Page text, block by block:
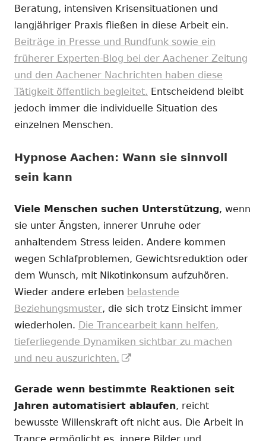
Beratung, intensiven Krisensituationen und
langjähriger Praxis fließen in diese Arbeit ein.
Beiträge in Presse und Rundfunk sowie ein
früherer Experten-Blog bei der Aachener Zeitung
und den Aachener Nachrichten haben diese
Tätigkeit öffentlich begleitet. Entscheidend bleibt
jedoch immer die individuelle Situation des
einzelnen Menschen.
Hypnose Aachen: Wann sie sinnvoll
sein kann
Viele Menschen suchen Unterstützung, wenn
sie unter Ängsten, innerer Unruhe oder
anhaltendem Stress leiden. Andere kommen
wegen Schlafproblemen, Gewichtsreduktion oder
dem Wunsch, mit Nikotinkonsum aufzuhören.
Wieder andere erleben belastende
Beziehungsmuster, die sich trotz Einsicht immer
wiederholen. Die Trancearbeit kann helfen,
tieferliegende Dynamiken sichtbar zu machen
und neu auszurichten.
Fenster
öffnen
Gerade wenn bestimmte Reaktionen seit
Jahren automatisiert ablaufen, reicht
bewusste Willenskraft oft nicht aus. Die Arbeit in